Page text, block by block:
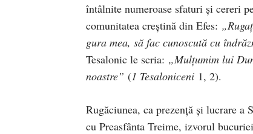
întâlnite numeroase sfaturi și cereri
comunitatea creștină din Efes:
gura mea, să fac cunoscută cu
Tesalonic le scria: „Mulțumim lui
noastre” (1 Tesaloniceni 1, 2).
Rugăciunea, ca prezenţă şi lucrare a
cu Preasfânta Treime, izvorul